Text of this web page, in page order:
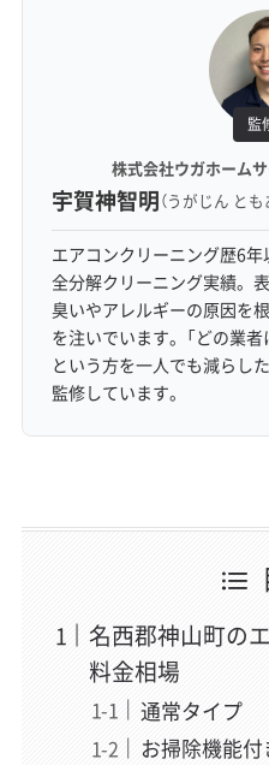
監
株式会社ウガホーム
宇賀神智明（うがじん とも
エアコンクリーニング歴6
全分解クリーニング実績。
臭いやアレルギーの原因を
を注いでいます。「どの業
という方を一人でも減らし
監修しています。
名西郡神山町の
料金相場
通常タイプ
お掃除機能付